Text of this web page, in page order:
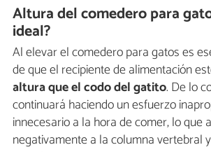
Altura del comedero para
ideal?
Al elevar el comedero para gatos es
de que el recipiente de alimentación
altura que el codo del gatito. De lo
continuará haciendo un esfuerzo
innecesario a la hora de comer, lo que
negativamente a la columna vertebral